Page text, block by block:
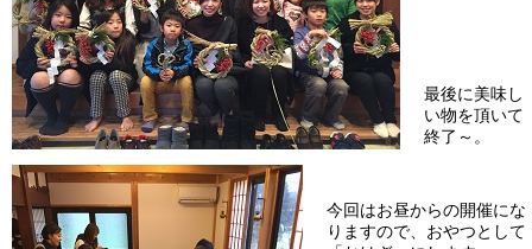
最後に美味し
い物を頂いて
終了～。
今回はお昼からの開催にな
りますので、おやつとして